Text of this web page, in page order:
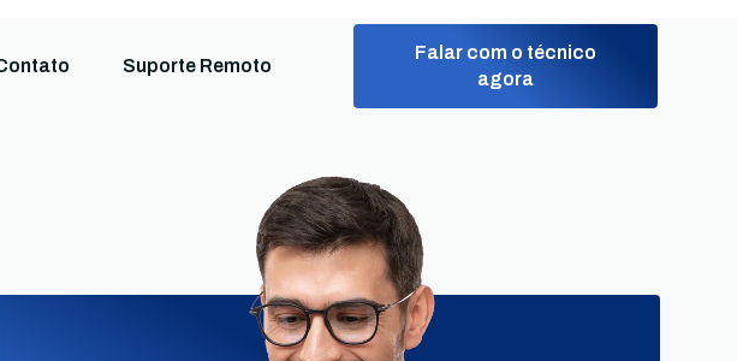
Suporte Remoto
Falar com o técnico
agora